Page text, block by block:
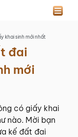
khai sinh mới nhất
đai
mới
có giấy khai
nào. Mời bạn
kế đất đai